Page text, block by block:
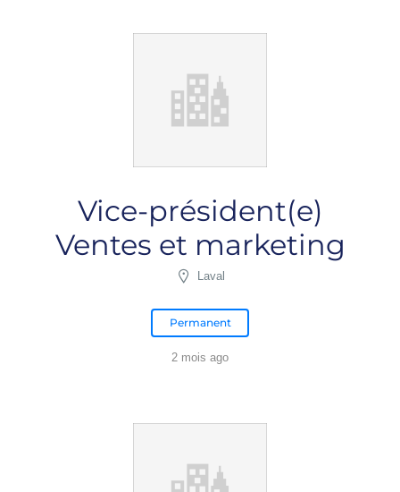
Vice-président(e)
Ventes et marketing
Laval
Permanent
2 mois ago